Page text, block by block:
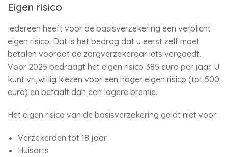
Eigen risico
Iedereen heeft voor de basisverzekering een verplicht
eigen risico. Dat is het bedrag dat u eerst zelf moet
betalen voordat de zorgverzekeraar iets vergoedt.
Voor 2025 bedraagt het eigen risico 385 euro per jaar. U
kunt vrijwillig kiezen voor een hoger eigen risico (tot 500
euro) en betaalt dan een lagere premie.
Het eigen risico van de basisverzekering geldt niet voor:
Verzekerden tot 18 jaar
Huisarts